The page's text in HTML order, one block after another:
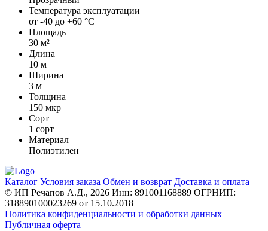
Температура эксплуатации
от -40 до +60 °С
Площадь
30 м²
Длина
10 м
Ширина
3 м
Толщина
150 мкр
Сорт
1 сорт
Материал
Полиэтилен
Каталог Условия заказа Обмен и возврат Доставка и оплата
© ИП Речапов А.Д., 2026 Инн: 891001168889 ОГРНИП:
318890100023269 от 15.10.2018
Политика конфиденциальности и обработки данных
Публичная оферта